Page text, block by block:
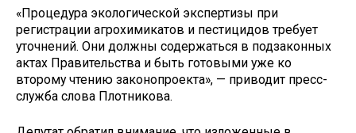
«Процедура экологической экспертизы при
регистрации агрохимикатов и пестицидов требует
уточнений. Они должны содержаться в подзаконных
актах Правительства и быть готовыми уже ко
второму чтению законопроекта», — приводит пресс-
служба слова Плотникова.